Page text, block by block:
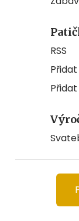
RSS